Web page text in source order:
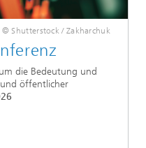
© Shutterstock / Zakharchuk
die Bedeutung und
öffentlicher